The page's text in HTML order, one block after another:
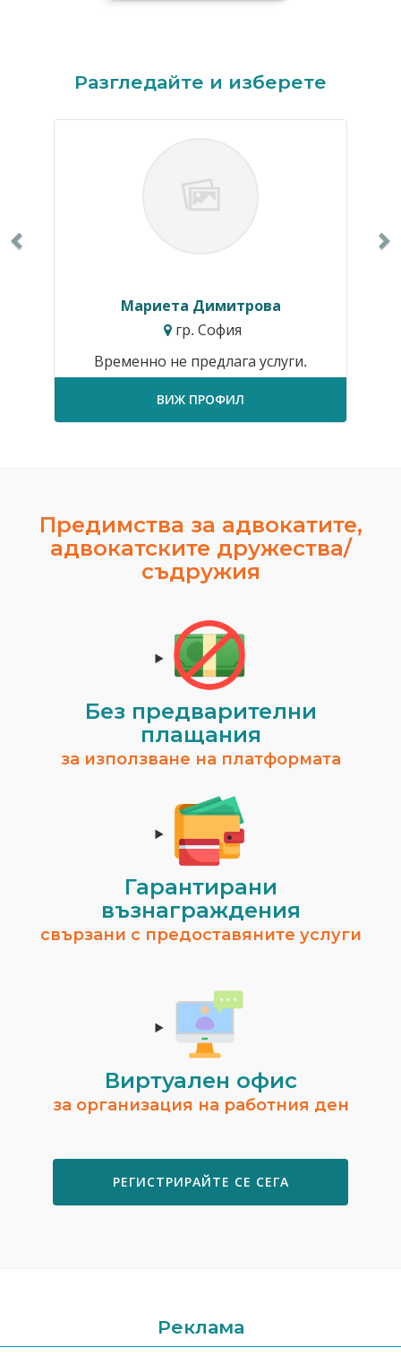
Разгледайте и изберете
Мариета Димитрова
гр. София
Временно не предлага услуги.
ВИЖ ПРОФИЛ
Предимства за адвокатите,
адвокатските дружества/
съдружия
Без предварителни
плащания
за използване на платформата
Гарантирани
възнаграждения
свързани с предоставяните услуги
Виртуален офис
за организация на работния ден
РЕГИСТРИРАЙТЕ СЕ СЕГА
Реклама